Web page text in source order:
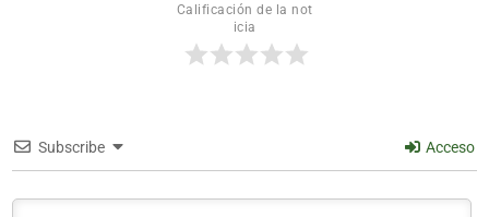
Calificación de la not
icia
Subscribe Acceso